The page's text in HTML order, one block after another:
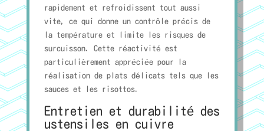
rapidement et refroidissent tout aussi
vite, ce qui donne un contrôle précis de
la température et limite les risques de
surcuisson. Cette réactivité est
particulièrement appréciée pour la
réalisation de plats délicats tels que les
sauces et les risottos.
Entretien et durabilité des
ustensiles en cuivre